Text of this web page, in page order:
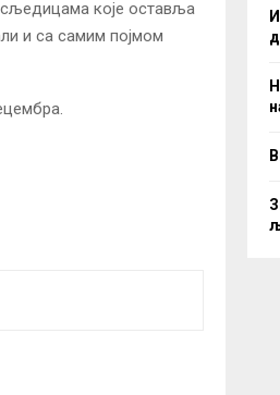
које оставља
и са самим појмом